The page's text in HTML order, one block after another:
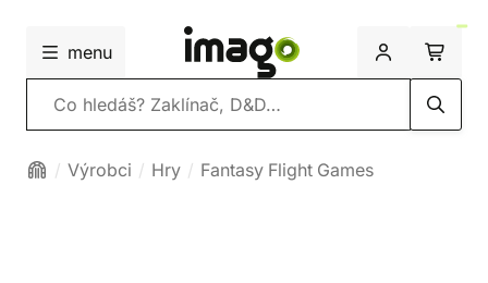
menu
Vyhledávání
Výrobci Hry Fantasy Flight Games